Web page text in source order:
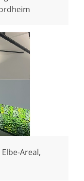
Areal,